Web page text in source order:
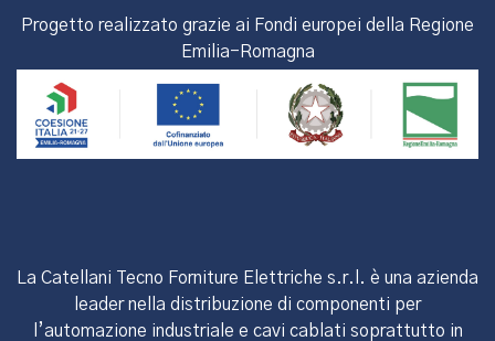
Progetto realizzato grazie ai Fondi europei della Regione
Emilia-Romagna
La Catellani Tecno Forniture Elettriche s.r.l. è una azienda
leader nella distribuzione di componenti per
l’automazione industriale e cavi cablati soprattutto in